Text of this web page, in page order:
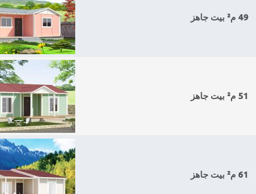
49 م² بيت جاهز
51 م² بيت جاهز
61 م² بيت جاهز